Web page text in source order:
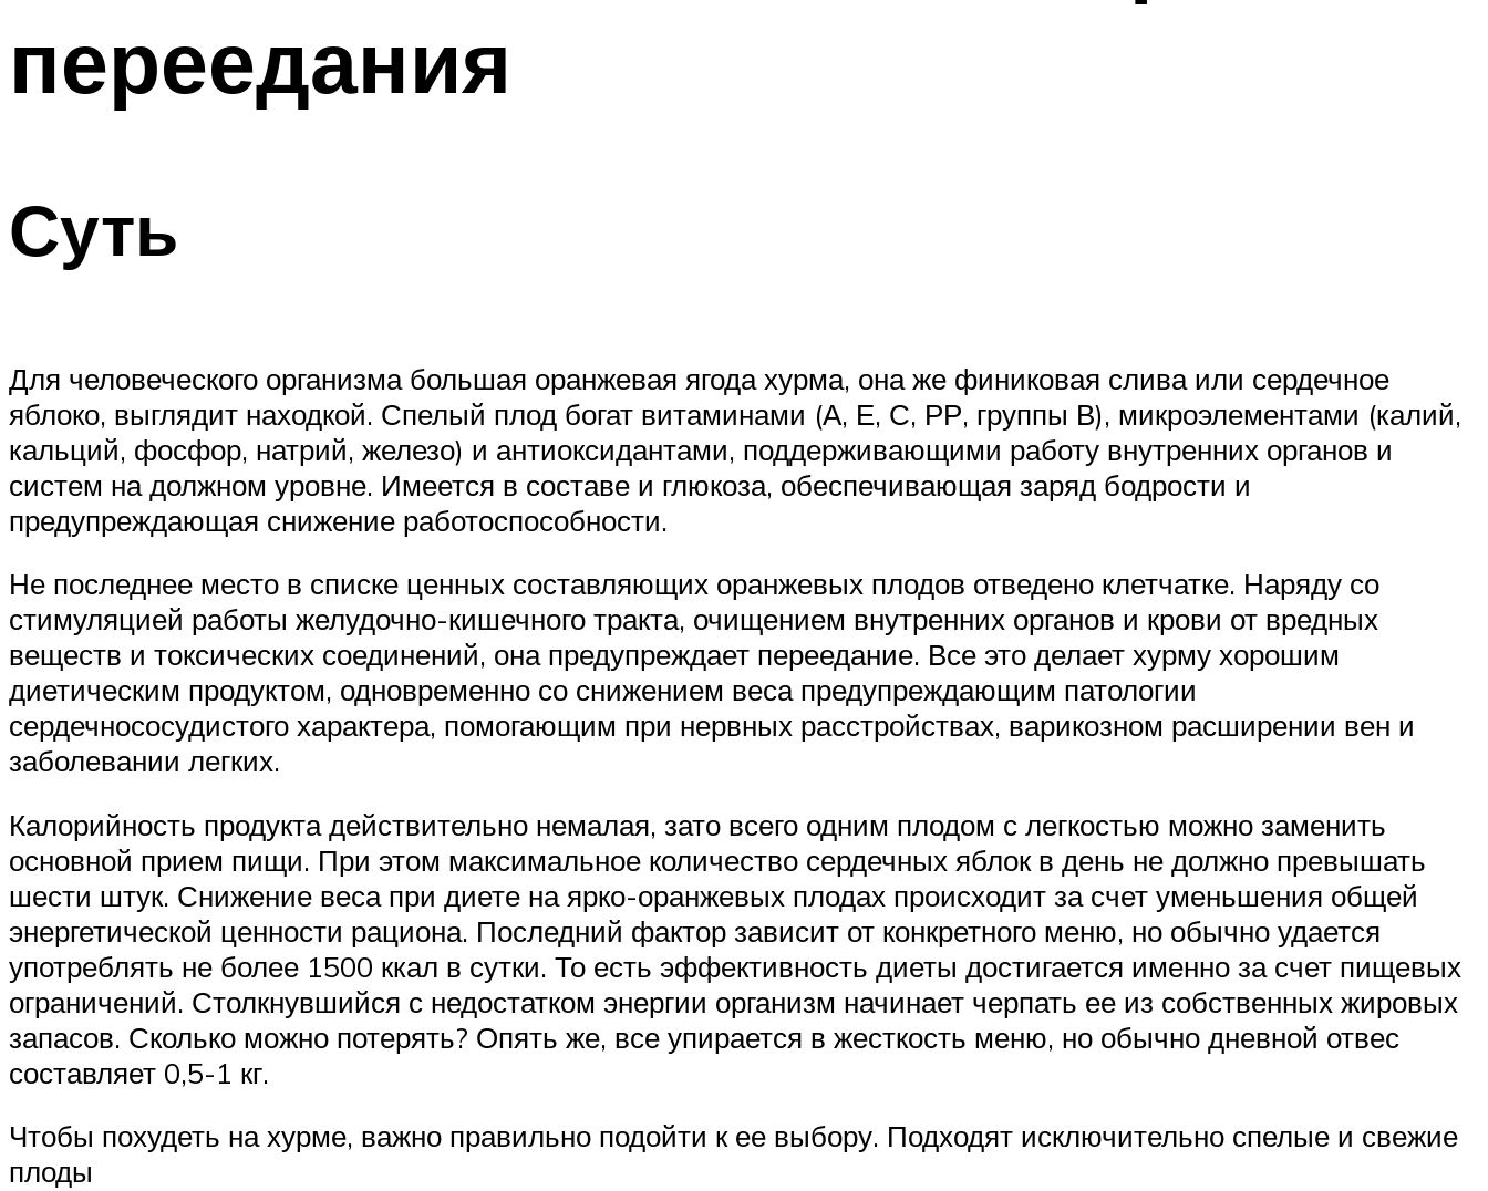
переедания
Суть
Для человеческого организма большая оранжевая ягода хурма, она же финиковая слива или сердечное
яблоко, выглядит находкой. Спелый плод богат витаминами (А, Е, С, РР, группы В), микроэлементами (калий,
кальций, фосфор, натрий, железо) и антиоксидантами, поддерживающими работу внутренних органов и
систем на должном уровне. Имеется в составе и глюкоза, обеспечивающая заряд бодрости и
предупреждающая снижение работоспособности.
Не последнее место в списке ценных составляющих оранжевых плодов отведено клетчатке. Наряду со
стимуляцией работы желудочно-кишечного тракта, очищением внутренних органов и крови от вредных
веществ и токсических соединений, она предупреждает переедание. Все это делает хурму хорошим
диетическим продуктом, одновременно со снижением веса предупреждающим патологии
сердечнососудистого характера, помогающим при нервных расстройствах, варикозном расширении вен и
заболевании легких.
Калорийность продукта действительно немалая, зато всего одним плодом с легкостью можно заменить
основной прием пищи. При этом максимальное количество сердечных яблок в день не должно превышать
шести штук. Снижение веса при диете на ярко-оранжевых плодах происходит за счет уменьшения общей
энергетической ценности рациона. Последний фактор зависит от конкретного меню, но обычно удается
употреблять не более 1500 ккал в сутки. То есть эффективность диеты достигается именно за счет пищевых
ограничений. Столкнувшийся с недостатком энергии организм начинает черпать ее из собственных жировых
запасов. Сколько можно потерять? Опять же, все упирается в жесткость меню, но обычно дневной отвес
составляет 0,5-1 кг.
Чтобы похудеть на хурме, важно правильно подойти к ее выбору. Подходят исключительно спелые и свежие
плоды